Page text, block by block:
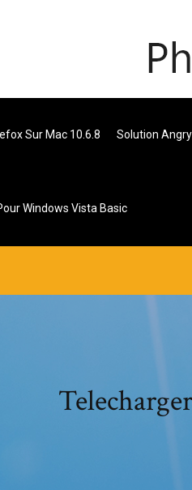
Sur Mac 10.6.8 Solution
Windows Vista Basic